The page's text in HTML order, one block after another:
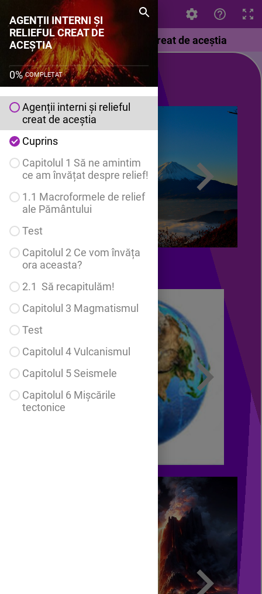
AGENȚII INTERNI ȘI
RELIEFUL CREAT DE
ACEȘTIA
0%COMPLETAT
Agenții interni și relieful
creat de aceștia
Cuprins
Capitolul 1 Să ne amintim
ce am învățat despre relief!
1.1 Macroformele de relief
ale Pământului
Test
Capitolul 2 Ce vom învăța
ora aceasta?
2.1 Să recapitulăm!
Capitolul 3 Magmatismul
Test
Capitolul 4 Vulcanismul
Capitolul 5 Seismele
Capitolul 6 Mișcările
tectonice
AGENȚII INTERNI ȘI RELIEFUL CREAT DE ACEȘTIA
Agenții interni și relieful creat de aceștia